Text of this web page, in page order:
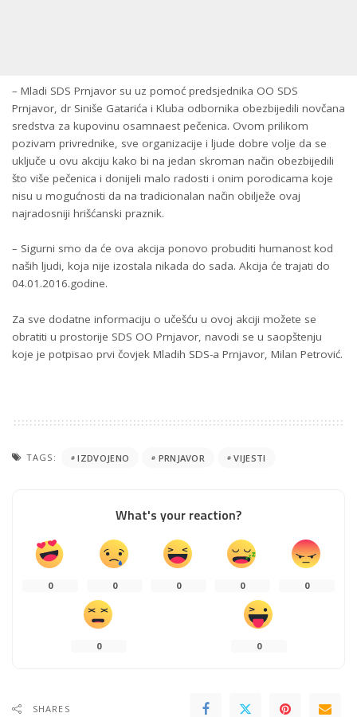
– Mladi SDS Prnjavor su uz pomoć predsjednika OO SDS
Prnjavor, dr Siniše Gatarića i Kluba odbornika obezbijedili novčana
sredstva za kupovinu osamnaest pečenica. Ovom prilikom
pozivam privrednike, sve organizacije i ljude dobre volje da se
uključe u ovu akciju kako bi na jedan skroman način obezbijedili
što više pečenica i donijeli malo radosti i onim porodicama koje
nisu u mogućnosti da na tradicionalan način obilježe ovaj
najradosniji hrišćanski praznik.
– Sigurni smo da će ova akcija ponovo probuditi humanost kod
naših ljudi, koja nije izostala nikada do sada. Akcija će trajati do
04.01.2016.godine.
Za sve dodatne informaciju o učešću u ovoj akciji možete se
obratiti u prostorije SDS OO Prnjavor, navodi se u saopštenju
koje je potpisao prvi čovjek Mladih SDS-a Prnjavor, Milan Petrović.
TAGS: IZDVOJENO PRNJAVOR VIJESTI
What's your reaction?
0 0 0 0 0
0 0
SHARES